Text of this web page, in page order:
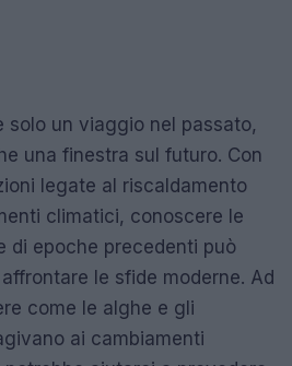
solo un viaggio nel passato,
una finestra sul futuro. Con
legate al riscaldamento
climatici, conoscere le
di epoche precedenti può
le sfide moderne. Ad
come le alghe e gli
ai cambiamenti